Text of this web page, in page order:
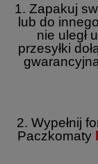
1. Zapakuj
lub do
nie uległ
przesyłki
2. Wypełnij
Paczkomaty